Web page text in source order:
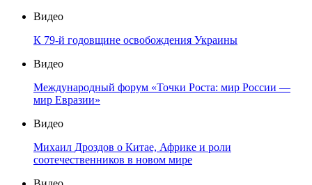
Видео
К 79-й годовщине освобождения Украины
Видео
Международный форум «Точки Роста: мир России —
мир Евразии»
Видео
Михаил Дроздов о Китае, Африке и роли
соотечественников в новом мире